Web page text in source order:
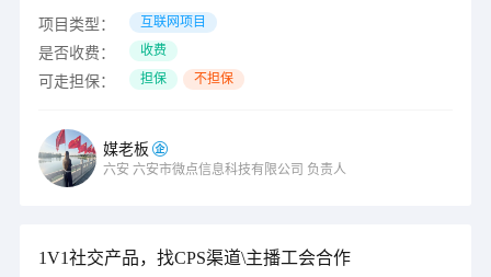
项目类型： 互联网项目
是否收费： 收费
可走担保： 担保 不担保
媒老板
六安 六安市微点信息科技有限公司 负责人
1V1社交产品，找CPS渠道\主播工会合作